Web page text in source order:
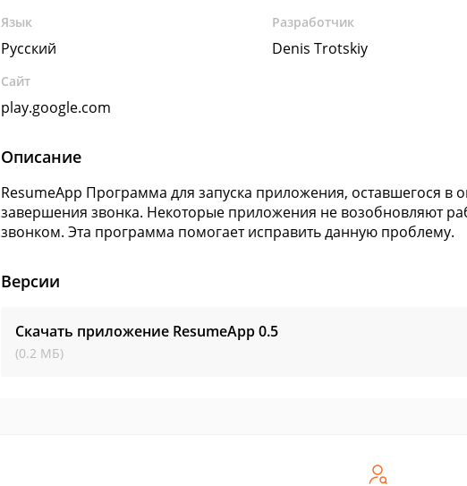
Язык
Русский
Разработчик
Denis Trotskiy
Сайт
play.google.com
Описание
ResumeApp Программа для запуска приложения, оставшегося в
завершения звонка. Некоторые приложения не возобновляют
звонком. Эта программа помогает исправить данную проблему.
Версии
Скачать приложение ResumeApp0.5
(0.2 МБ)